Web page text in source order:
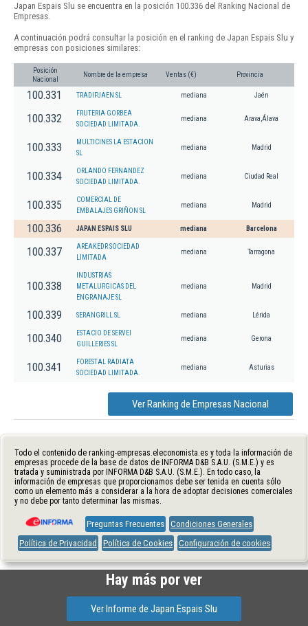
Japan Espais Slu se encuentra en la posición 100.336 del Ranking Nacional de
Empresas.
A continuación podrá consultar la posición en el ranking de Japan Espais Slu y
empresas con posiciones similares:
Posición
Nacional
Nombre de la empresa Ventas (€) Provincia
100.331 TRADIPJAEN SL mediana Jaén
100.332
FRUTERIA GORBEA
SOCIEDAD LIMITADA.
mediana Arava,Álava
100.333
MULTICINES LA ESTACION
SL
mediana Madrid
100.334
ORLANDO FERNANDEZ
SOCIEDAD LIMITADA.
mediana Ciudad Real
100.335
COMERCIAL DE
EMBALAJES GRIÑON SL
mediana Madrid
100.336 JAPAN ESPAIS SLU mediana Barcelona
100.337
AREAKEDR SOCIEDAD
LIMITADA
mediana Tarragona
100.338
INDUSTRIAS
METALURGICAS DEL
ENGRANAJE SL
mediana Madrid
100.339 SERANGRILL SL mediana Lérida
100.340
ESTACIO DE SERVEI
GUILLERIES SL
mediana Gerona
100.341
FORESTAL RADIATA
SOCIEDAD LIMITADA.
mediana Asturias
Ver Ranking de Empresas Nacional
Todo el contenido de ranking-empresas.eleconomista.es y toda la información de
empresas procede de la base de datos de INFORMA D&B S.A.U. (S.M.E.) y es
tratada y suministrada por INFORMA D&B S.A.U. (S.M.E.). En todo caso, la
información de empresas que proporcionamos debe ser tenida en cuenta sólo
como un elemento más a considerar a la hora de adoptar decisiones comerciales
y no debe por tanto determinar las mismas.
Preguntas Frecuentes Condiciones Generales
Política de Privacidad
Política de Cookies Configuración de cookies
Hay más por ver
Ver Informe de Japan Espais Slu